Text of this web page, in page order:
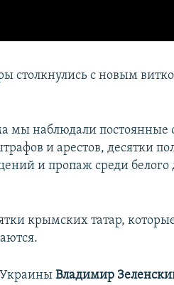
столкнулись с новым
мы наблюдали постоянные
и арестов, десятки
и пропаж среди белого
крымских татар,
УкраиныВладимир